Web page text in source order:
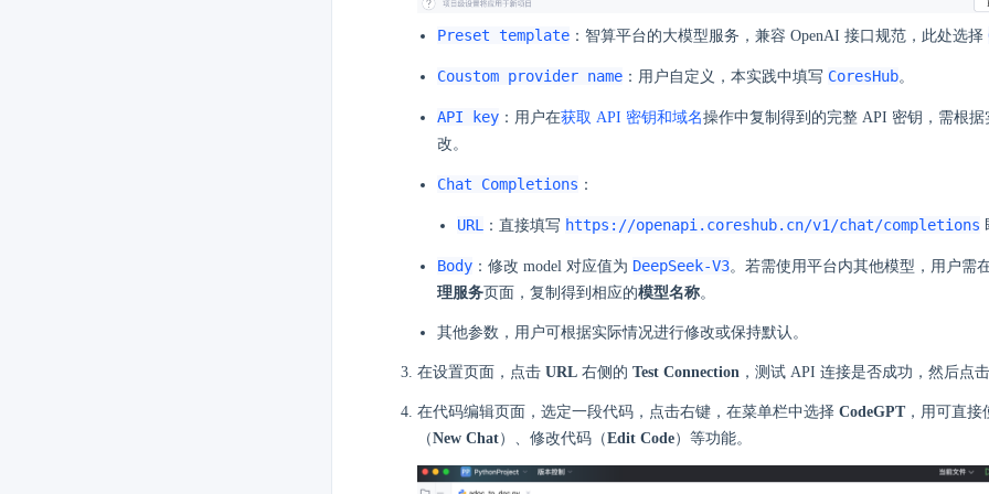
Preset template ：智算平台的大模型服务，兼容 OpenAI 接口规范，此处选择
Coustom provider name ：用户自定义，本实践中填写 CoresHub。
API key ：用户在获取 API 密钥和域名操作中复制得到的完整 API 密钥，需根
改。
Chat Completions ：
URL ：直接填写 https://openapi.coreshub.cn/v1/chat/completions
Body ：修改 model 对应值为 DeepSeek-V3。若需使用平台内其他模型，用户需
理服务页面，复制得到相应的模型名称。
其他参数，用户可根据实际情况进行修改或保持默认。
在设置页面，点击 URL 右侧的 Test Connection ，测试 API 连接是否成功，然后点击
在代码编辑页面，选定一段代码，点击右键，在菜单栏中选择 CodeGPT，用可直接
（New Chat）、修改代码（Edit Code）等功能。